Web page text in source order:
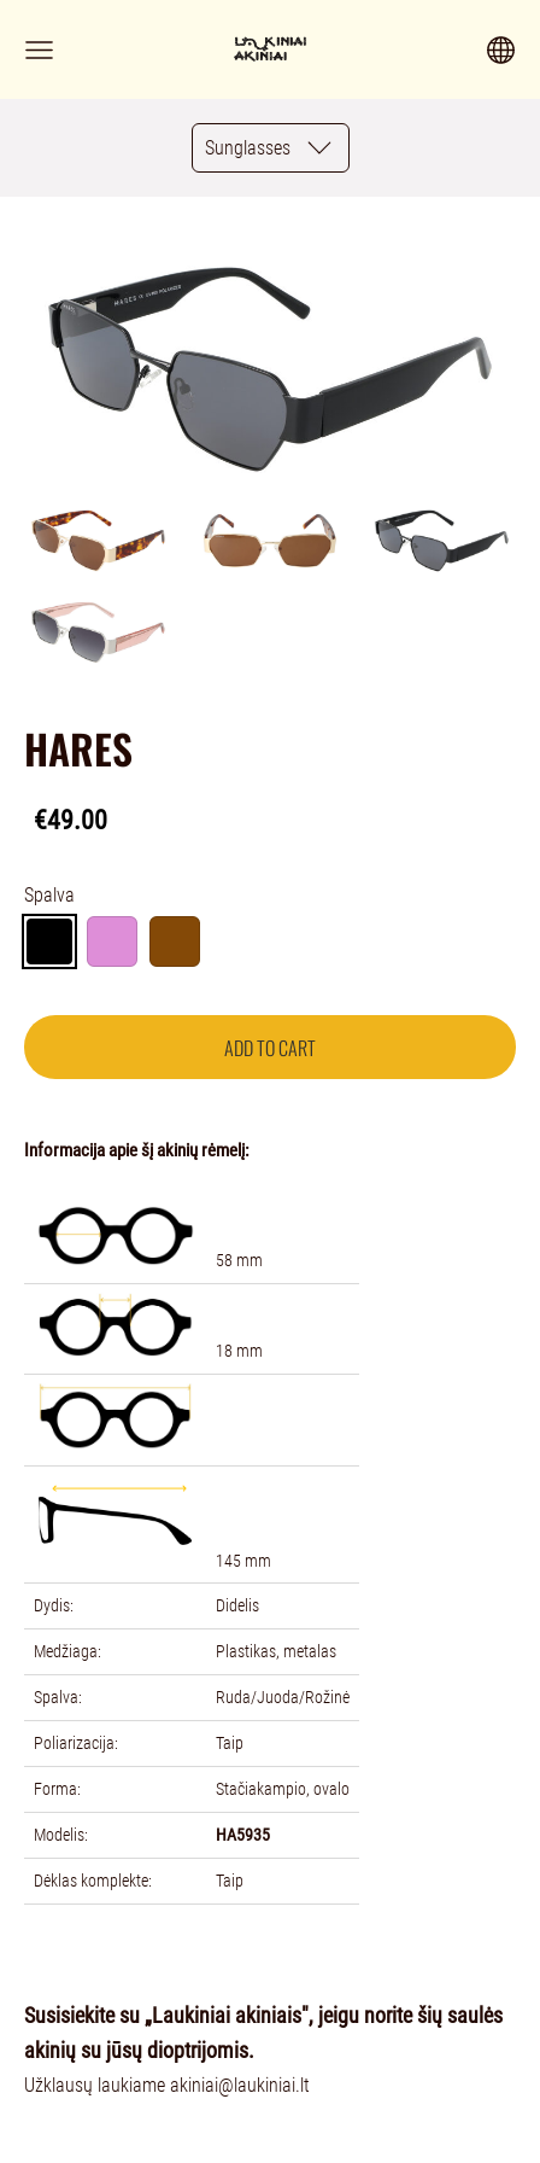
Sunglasses
HARES
€49.00
Spalva
ADD TO CART
Informacija apie šį akinių rėmelį:
58 mm
18 mm
145 mm
Dydis: Didelis
Medžiaga: Plastikas, metalas
Spalva: Ruda/Juoda/Rožinė
Poliarizacija: Taip
Forma: Stačiakampio, ovalo
Modelis: HA5935
Dėklas komplekte: Taip
Susisiekite su „Laukiniai akiniais", jeigu norite šių saulės
akinių su jūsų dioptrijomis.
Užklausų laukiame akiniai@laukiniai.lt